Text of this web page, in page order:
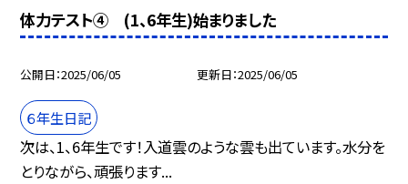
体力テスト④ (1、6年生)始まりました
公開日 2025/06/05 更新日 2025/06/05
６年生日記
次は、1、6年生です！入道雲のような雲も出ています。水分を
とりながら、頑張ります...